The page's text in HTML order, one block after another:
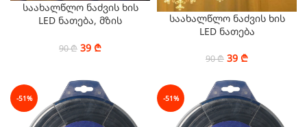
საახალწლო ნაძვის ხის
LED ნათება, მზის
90₾ 39 ₾
საახალწლო ნაძვის ხის
LED ნათება
90₾ 39 ₾
-51% -51%